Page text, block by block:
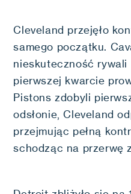
Cleveland przejęło
samego początku.
nieskuteczność
pierwszej kwarcie
Pistons zdobyli
odsłonie, Cleveland
przejmując pełną
schodząc na przerwę